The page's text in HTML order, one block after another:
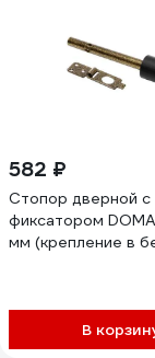
582 ₽
Стопор дверной с
фиксатором
мм (крепление в
В